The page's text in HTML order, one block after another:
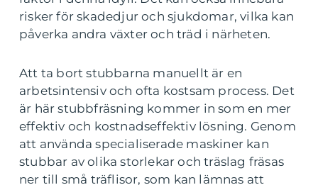
risker för skadedjur och sjukdomar, vilka kan
påverka andra växter och träd i närheten.
Att ta bort stubbarna manuellt är en
arbetsintensiv och ofta kostsam process. Det
är här stubbfräsning kommer in som en mer
effektiv och kostnadseffektiv lösning. Genom
att använda specialiserade maskiner kan
stubbar av olika storlekar och träslag fräsas
ner till små träflisor, som kan lämnas att